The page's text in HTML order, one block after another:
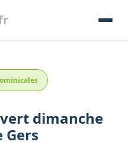
dimanche
Gers